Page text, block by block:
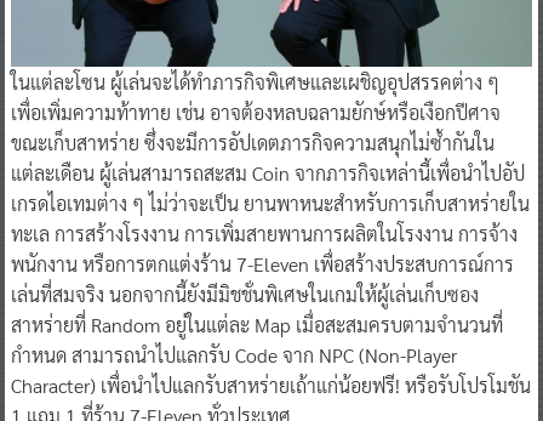
ในแต่ละโซน ผู้เล่นจะได้ทำภารกิจพิเศษและเผชิญอุปสรรคต่าง ๆ
เพื่อเพิ่มความท้าทาย เช่น อาจต้องหลบฉลามยักษ์หรือเงือกปีศาจ
ขณะเก็บสาหร่าย ซึ่งจะมีการอัปเดตภารกิจความสนุกไม่ซ้ำกันใน
แต่ละเดือน ผู้เล่นสามารถสะสม Coin จากภารกิจเหล่านี้เพื่อนำไปอัป
เกรดไอเทมต่าง ๆ ไม่ว่าจะเป็น ยานพาหนะสำหรับการเก็บสาหร่ายใน
ทะเล การสร้างโรงงาน การเพิ่มสายพานการผลิตในโรงงาน การจ้าง
พนักงาน หรือการตกแต่งร้าน 7-Eleven เพื่อสร้างประสบการณ์การ
เล่นที่สมจริง นอกจากนี้ยังมีมิชชั่นพิเศษในเกมให้ผู้เล่นเก็บซอง
สาหร่ายที่ Random อยู่ในแต่ละ Map เมื่อสะสมครบตามจำนวนที่
กำหนด สามารถนำไปแลกรับ Code จาก NPC (Non-Player
Character) เพื่อนำไปแลกรับสาหร่ายเถ้าแก่น้อยฟรี! หรือรับโปรโมชัน
1 แถม 1 ที่ร้าน 7-Eleven ทั่วประเทศ